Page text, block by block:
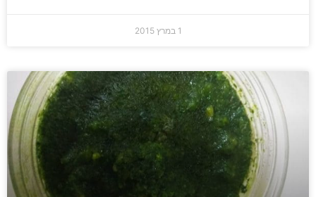
1 במרץ 2015